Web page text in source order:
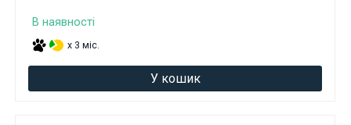
В наявності
x 3 міс.
У кошик